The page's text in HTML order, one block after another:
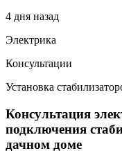
4 дня назад
Электрика
Консультации
Установка
Консультация
подключения
дачном доме